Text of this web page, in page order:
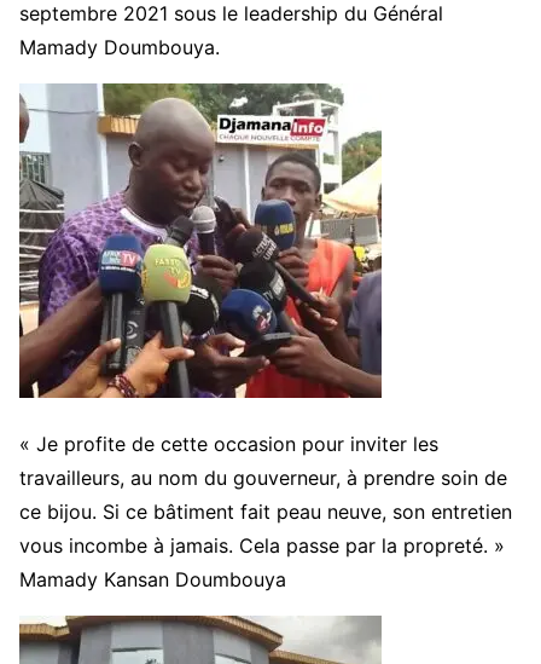
septembre 2021 sous le leadership du Général
Mamady Doumbouya.
« Je profite de cette occasion pour inviter les
travailleurs, au nom du gouverneur, à prendre soin de
ce bijou. Si ce bâtiment fait peau neuve, son entretien
vous incombe à jamais. Cela passe par la propreté. »
Mamady Kansan Doumbouya